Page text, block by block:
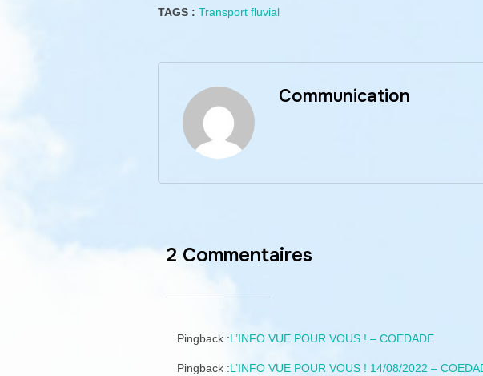
TAGS : Transport fluvial
Communication
2 Commentaires
Pingback :L’INFO VUE POUR VOUS ! – COEDADE
Pingback :L’INFO VUE POUR VOUS ! 14/08/2022 –